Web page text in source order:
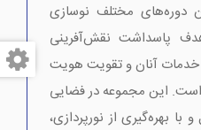
دوره‌های مختلف نوسازی
پاسداشت نقش‌آفرینی
خدمات آنان و تقویت هویت
این مجموعه در فضایی
بهره‌گیری از نورپردازی،